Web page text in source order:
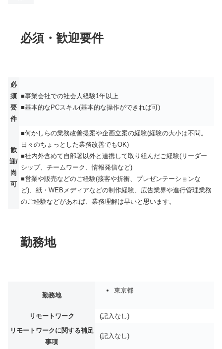
必須・歓迎要件
必
須
要
件
■事業会社での社会人経験1年以上
■基本的なPCスキル(基本的な操作ができれば可)
歓
迎/
尚
可
■何かしらの業務改善提案や企画立案の経験(経験の大小は不問。
日々のちょっとした業務改善でもOK)
■社内外含めて自部署以外と連携して取り組んだご経験(リーダー
シップ、チームワーク、情報発信など)
■営業や販売などのご経験(接客や折衝、プレゼンテーションな
ど)、紙・WEBメディアなどの制作経験、広告業界や進行管理業務
のご経験などがあれば、業務理解は早いと思います。
勤務地
勤務地
東京都
リモートワーク
(記入なし)
リモートワークに関する補足
事項
(記入なし)